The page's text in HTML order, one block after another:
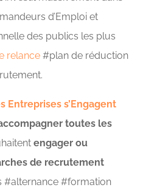
d’Emploi et
des publics les plus
relance#plan de réduction
Entreprises s’Engagent
toutes les
engager ou
de recrutement
#alternance #formation